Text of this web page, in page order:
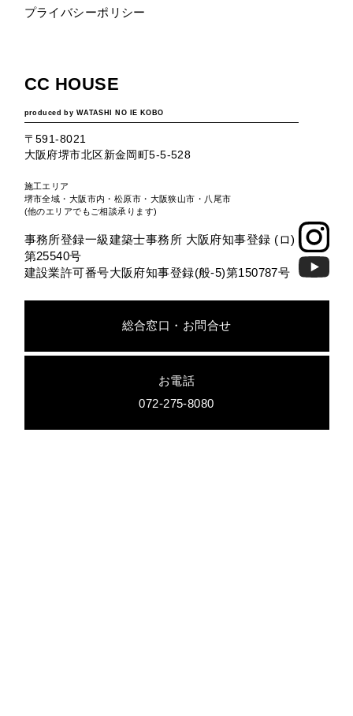
プライバシーポリシー
CC HOUSE
produced by WATASHI NO IE KOBO
〒591-8021
大阪府堺市北区新金岡町5-5-528
施工エリア
堺市全域・大阪市内・松原市・大阪狭山市・八尾市
(他のエリアでもご相談承ります)
事務所登録一級建築士事務所 大阪府知事登録 (ロ)
第25540号
建設業許可番号大阪府知事登録(般-5)第150787号
総合窓口・お問合せ
お電話
072-275-8080